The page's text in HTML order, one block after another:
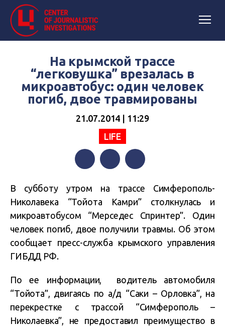
На крымской трассе
“легковушка” врезалась в
микроавтобус: один человек
погиб, двое травмированы
21.07.2014 | 11:29
LIFE
В субботу утром на трассе Симферополь-
Николавека “Тойота Камри” столкнулась и
микроавтобусом “Мерседес Спринтер”. Один
человек погиб, двое получили травмы. Об этом
сообщает пресс-служба крымского управления
ГИБДД РФ.
По ее информации, водитель автомобиля
“Тойота”, двигаясь по а/д “Саки – Орловка”, на
перекрестке с трассой “Симферополь –
Николаевка”, не предоставил преимущество в